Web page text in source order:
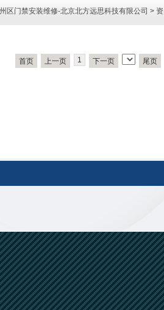
首页 上一页 1 下一页 尾页
区门禁安装维修-北京北方远思科技有限公司 > 资